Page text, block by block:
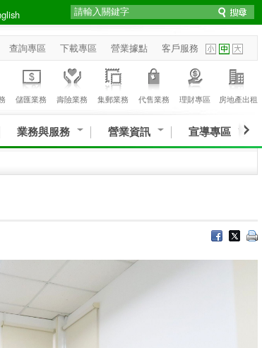
查詢專區 下載專區 營業據點 客戶服務
儲匯業務 壽險業務 集郵業務 代售業務 理財專區 房地產出租
業務與服務 營業資訊 宣導專區